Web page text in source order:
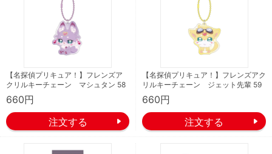
【名探偵プリキュア！】フレンズア
クリルキーチェーン マシュタン 58
660円
【名探偵プリキュア！】フレンズアク
リルキーチェーン ジェット先輩 59
660円